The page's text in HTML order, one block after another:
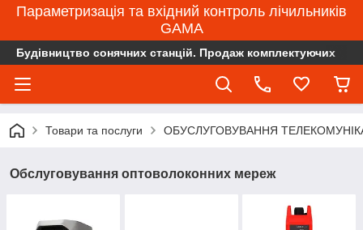
Параметризація та вхідний контроль лічильників
GAMA
Будівництво сонячних станцій. Продаж комплектуючих
Товари та послуги ОБУСЛУГОВУВАННЯ
Обслуговування оптоволоконних мереж